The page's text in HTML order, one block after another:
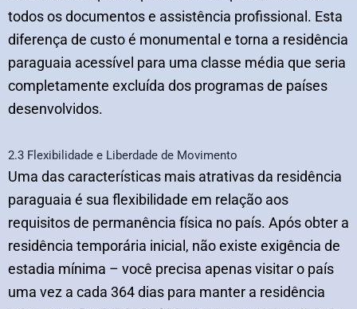
todos os documentos e assistência profissional. Esta
diferença de custo é monumental e torna a residência
paraguaia acessível para uma classe média que seria
completamente excluída dos programas de países
desenvolvidos.
2.3 Flexibilidade e Liberdade de Movimento
Uma das características mais atrativas da residência
paraguaia é sua flexibilidade em relação aos
requisitos de permanência física no país. Após obter a
residência temporária inicial, não existe exigência de
estadia mínima – você precisa apenas visitar o país
uma vez a cada 364 dias para manter a residência